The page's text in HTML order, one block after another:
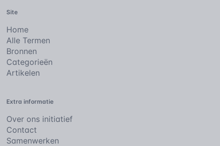
Site
Home
Alle Termen
Bronnen
Categorieën
Artikelen
Extra informatie
Over ons initiatief
Contact
Samenwerken